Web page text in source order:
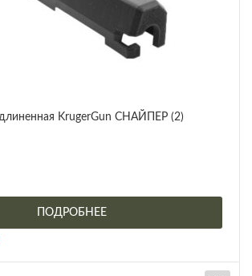
KrugerGun СНАЙПЕР (2)
ПОДРОБНЕЕ